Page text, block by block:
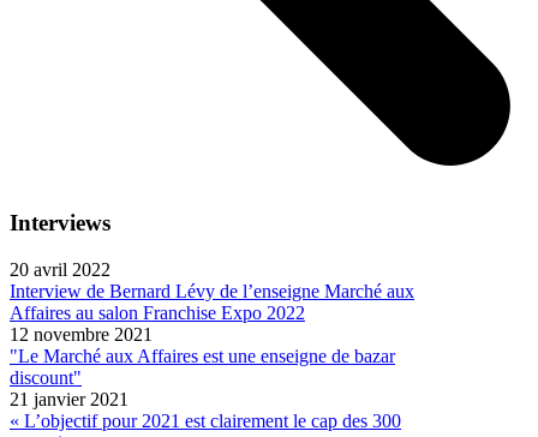
Interviews
20 avril 2022
Interview de Bernard Lévy de l’enseigne Marché aux
Affaires au salon Franchise Expo 2022
12 novembre 2021
"Le Marché aux Affaires est une enseigne de bazar
discount"
21 janvier 2021
« L’objectif pour 2021 est clairement le cap des 300